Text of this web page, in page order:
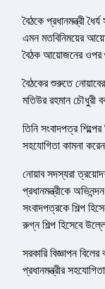
বৈঠকে প্রধানমন্ত্রী
এমন মতবিনিময়ের
বৈঠক আয়োজনের ওপর
বৈঠকের শুরুতে
মতিউর রহমান চৌধুরী
তিনি সংবাদপত্র
সহযোগিতা কামনা
নোয়াব সদস্যরা
প্রধানমন্ত্রীকে
সংবাদপত্রকে শিল্প
রুগ্ন শিল্প হিসেবে
সরকারি বিজ্ঞাপন
প্রধানমন্ত্রীর